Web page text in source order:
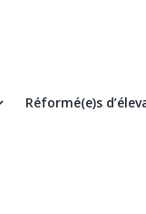
Réformé(e)s